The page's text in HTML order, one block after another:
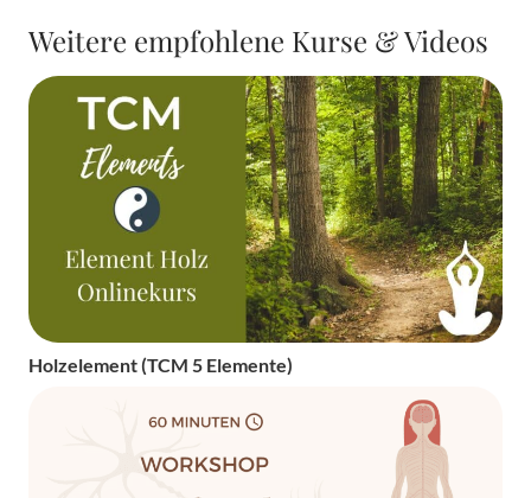
Weitere empfohlene Kurse & Videos
Holzelement (TCM 5 Elemente)